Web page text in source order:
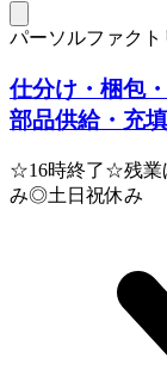
パーソルファク
仕分け・梱包
部品供給・充
☆16時終了☆残業
み◎土日祝休み